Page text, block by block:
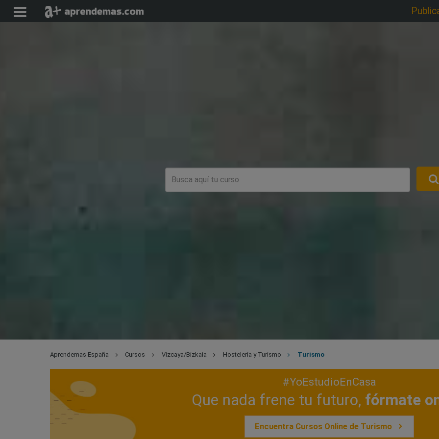
Aprendemas España Cursos Vizcaya/Bizkaia Hostelería y Turismo Turismo
#YoEstudioEnCasa
Que nada frene tu futuro, fórmate
Encuentra Cursos Online de Turismo